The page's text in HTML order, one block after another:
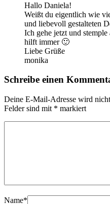
Hallo Daniela!
Weißt du eigentlich wie
und liebevoll gestalteten
Ich gehe jetzt und
hilft immer 🙂
Liebe Grüße
monika
Schreibe einen
Deine E-Mail-Adresse wird
Felder sind mit * markiert
Name*